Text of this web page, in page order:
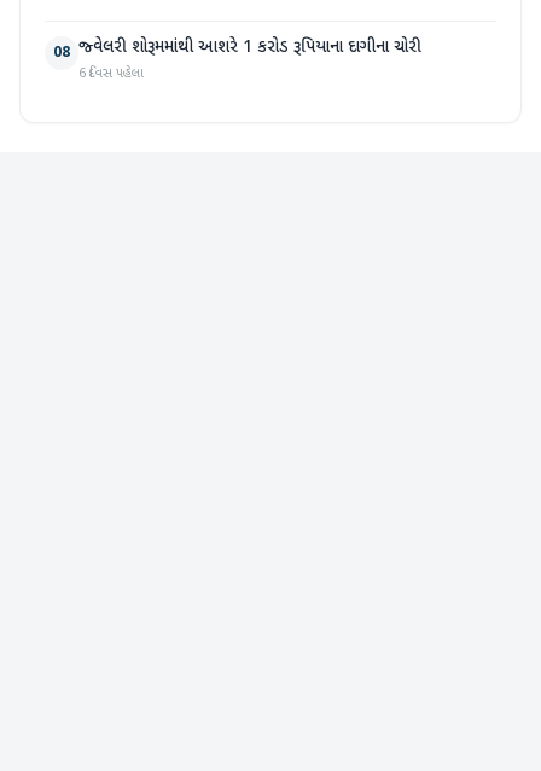
08 જ્વેલરી શોરૂમમાંથી આશરે 1 કરોડ રૂપિયાના દાગીના ચોરી
6 દિવસ પહેલા